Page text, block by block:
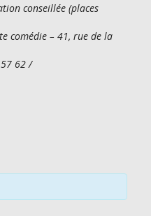
conseillée (places
comédie – 41, rue de la
62 /